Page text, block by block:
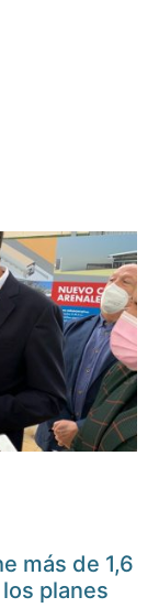
más de 1,6
planes